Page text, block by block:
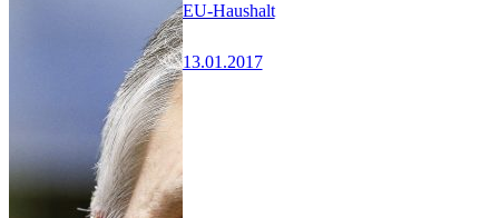
EU-Haushalt
13.01.2017